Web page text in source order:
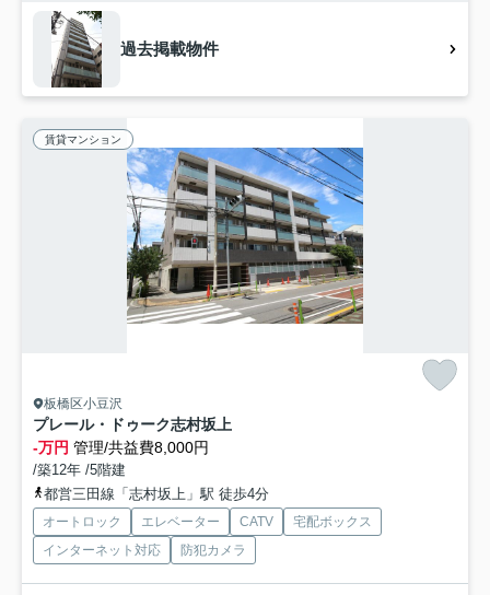
過去掲載物件
賃貸マンション
板橋区小豆沢
プレール・ドゥーク志村坂上
-万円 管理/共益費8,000円
/築12年 /5階建
都営三田線「志村坂上」駅 徒歩4分
オートロック エレベーター CATV
宅配ボックス
インターネット対応
防犯カメラ